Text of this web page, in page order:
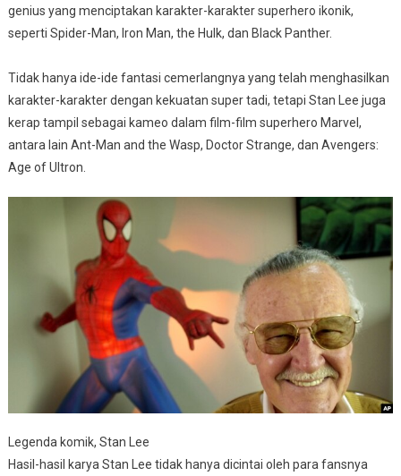
genius yang menciptakan karakter-karakter superhero ikonik,
seperti Spider-Man, Iron Man, the Hulk, dan Black Panther.
Tidak hanya ide-ide fantasi cemerlangnya yang telah menghasilkan
karakter-karakter dengan kekuatan super tadi, tetapi Stan Lee juga
kerap tampil sebagai kameo dalam film-film superhero Marvel,
antara lain Ant-Man and the Wasp, Doctor Strange, dan Avengers:
Age of Ultron.
Legenda komik, Stan Lee
Hasil-hasil karya Stan Lee tidak hanya dicintai oleh para fansnya